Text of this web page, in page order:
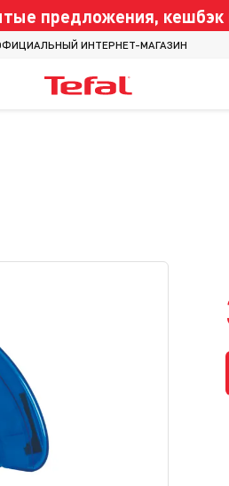
предложения, кешбэк
ИНТЕРНЕТ-МАГАЗИН